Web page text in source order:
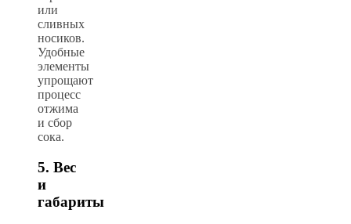
или
сливных
носиков.
Удобные
элементы
упрощают
процесс
отжима
и сбор
сока.
5. Вес
и
габариты